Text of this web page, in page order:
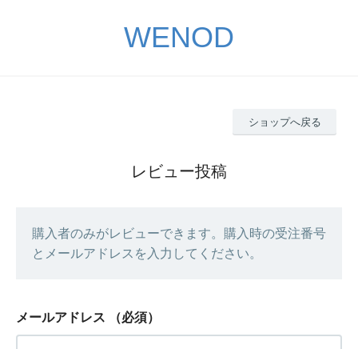
WENOD
ショップへ戻る
レビュー投稿
購入者のみがレビューできます。購入時の受注番号
とメールアドレスを入力してください。
メールアドレス （必須）